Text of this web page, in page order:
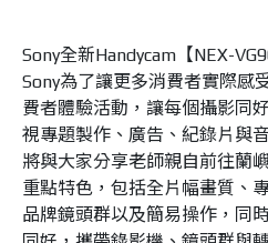
Sony全新Handycam【NEX-
Sony為了讓更多消費者實際感
費者體驗活動，讓每個攝影同
視專題製作、廣告、紀錄片與
將與大家分享老師親自前往蘭
重點特色，包括全片幅畫質、
品牌鏡頭群以及簡易操作，同